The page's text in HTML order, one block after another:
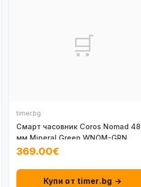
🛒
timer.bg
Смарт часовник Coros Nomad 48
мм Mineral Green WNOM-GRN
369.00€
Купи от timer.bg →